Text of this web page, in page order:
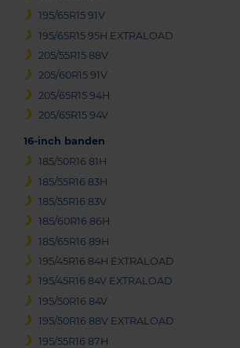
195/65R15 91V
195/65R15 95H EXTRALOAD
205/55R15 88V
205/60R15 91V
205/65R15 94H
205/65R15 94V
16-inch banden
185/50R16 81H
185/55R16 83H
185/55R16 83V
185/60R16 86H
185/65R16 89H
195/45R16 84H EXTRALOAD
195/45R16 84V EXTRALOAD
195/50R16 84V
195/50R16 88V EXTRALOAD
195/55R16 87H